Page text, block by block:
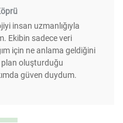
insan uzmanlığıyla
Ekibin sadece veri
için ne anlama geldiğini
plan oluşturduğu
güven duydum.